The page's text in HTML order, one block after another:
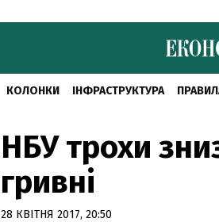
КОЛОНКИ ІНФРАСТРУКТУРА
НБУ трохи
гривні
28 КВІТНЯ 2017, 20:50